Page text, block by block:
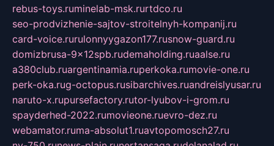
rebus-toys.ruminelab-msk.rurtdco.ru
seo-prodvizhenie-sajtov-stroitelnyh-kompanij.ru
card-voice.rurulonnyygazon177.rusnow-guard.ru
domizbrusa-9x12spb.rudemaholding.ruaalse.ru
a380club.ruargentinamia.ruperkoka.rumovie-one.ru
perk-oka.rug-octopus.rusibarchives.ruandreislyusar.ru
naruto-x.rupursefactory.rutor-lyubov-i-grom.ru
spayderhed-2022.rumovieone.ruevro-dez.ru
webamator.ruma-absolut1.ruavtopomosch27.ru